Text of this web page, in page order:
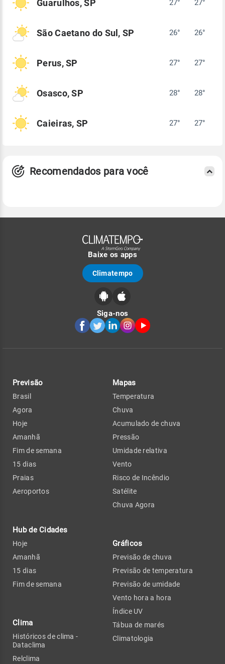
Guarulhos, SP 27° 27°
São Caetano do Sul, SP 26° 26°
Perus, SP 27° 27°
Osasco, SP 28° 28°
Caieiras, SP 27° 27°
Recomendados para você
Baixe os apps
Climatempo
Siga-nos
Previsão
Brasil
Agora
Hoje
Amanhã
Fim de semana
15 dias
Praias
Aeroportos
Hub de Cidades
Hoje
Amanhã
15 dias
Fim de semana
Clima
Históricos de clima -
Dataclima
Relclima
Mapas
Temperatura
Chuva
Acumulado de chuva
Pressão
Umidade relativa
Vento
Risco de Incêndio
Satélite
Chuva Agora
Gráficos
Previsão de chuva
Previsão de temperatura
Previsão de umidade
Vento hora a hora
Índice UV
Tábua de marés
Climatologia